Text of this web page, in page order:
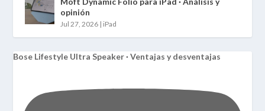
opinión
Jul 27, 2026 | iPad
Bose Lifestyle Ultra Speaker · Ventajas y desventajas